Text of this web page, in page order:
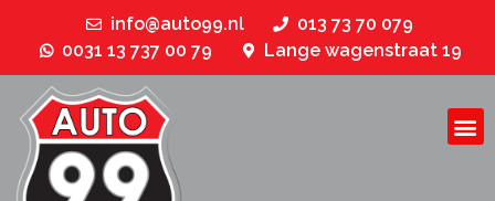
info@auto99.nl
013 73 70 079
0031 13 737 00 79
Lange wagenstraat 19